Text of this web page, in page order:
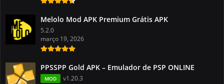
Melolo Mod APK Premium Grátis APK
5.2.0
março 19, 2026
PPSSPP Gold APK – Emulador de PSP ONLINE
MOD
v1.20.3